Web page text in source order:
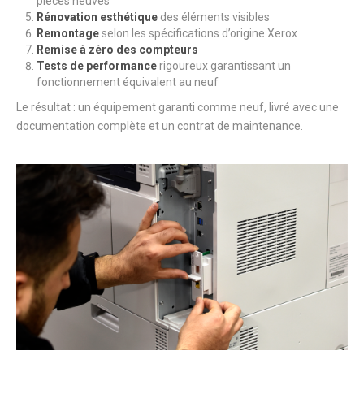
Rénovation esthétique des éléments visibles
Remontageselon les spécifications d’origine Xerox
Remise à zéro des compteurs
Tests de performancerigoureux garantissant un
fonctionnement équivalent au neuf
Le résultat : un équipement garanti comme neuf, livré avec une
documentation complète et un contrat de maintenance.